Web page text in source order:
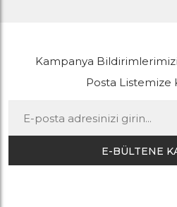
Kampanya
Posta Listemize
E-BÜLTENE